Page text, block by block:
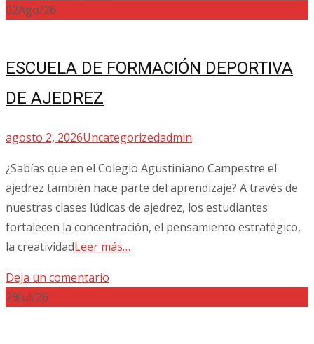
02Ago/26
ESCUELA DE FORMACIÓN DEPORTIVA
DE AJEDREZ
agosto 2, 2026Uncategorizedadmin
¿Sabías que en el Colegio Agustiniano Campestre el
ajedrez también hace parte del aprendizaje? A través de
nuestras clases lúdicas de ajedrez, los estudiantes
fortalecen la concentración, el pensamiento estratégico,
la creatividadLeer más…
Deja un comentario
29Jul/26